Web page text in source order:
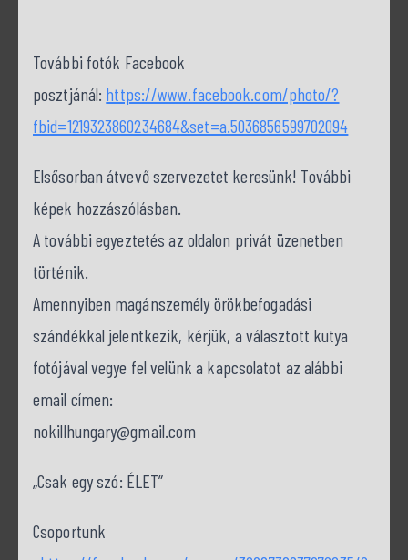
További fotók Facebook
posztjánál: https://www.facebook.com/photo/?
fbid=1219323860234684&set=a.5036856599702094
Elsősorban átvevő szervezetet keresünk! További
képek hozzászólásban.
A további egyeztetés az oldalon privát üzenetben
történik.
Amennyiben magánszemély örökbefogadási
szándékkal jelentkezik, kérjük, a választott kutya
fotójával vegye fel velünk a kapcsolatot az alábbi
email címen:
nokillhungary@gmail.com
„Csak egy szó: ÉLET”
Csoportunk